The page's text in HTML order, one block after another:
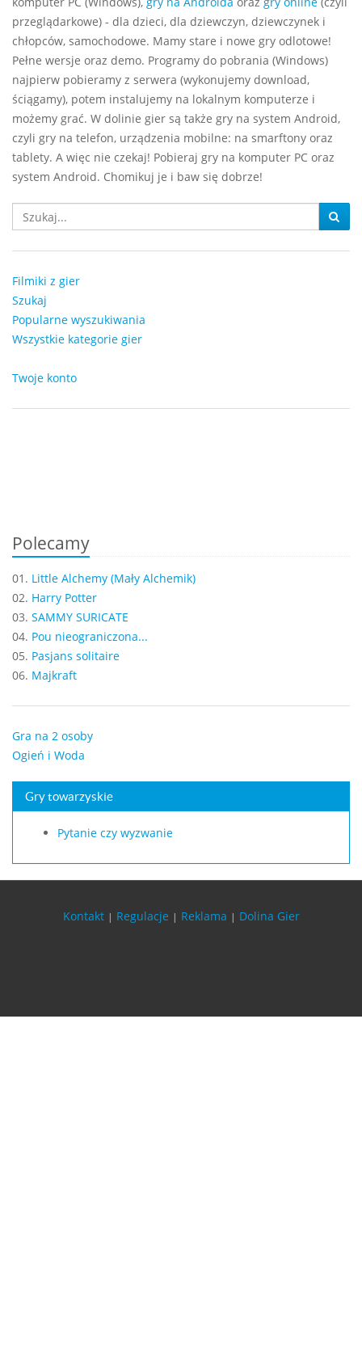
przeglądarkowe) - dla dzieci, dla dziewczyn, dziewczynek i
chłopców, samochodowe. Mamy stare i nowe gry odlotowe!
Pełne wersje oraz demo. Programy do pobrania (Windows)
najpierw pobieramy z serwera (wykonujemy download,
ściągamy), potem instalujemy na lokalnym komputerze i
możemy grać. W dolinie gier są także gry na system Android,
czyli gry na telefon, urządzenia mobilne: na smarftony oraz
tablety. A więc nie czekaj! Pobieraj gry na komputer PC oraz
system Android. Chomikuj je i baw się dobrze!
Filmiki z gier
Szukaj
Popularne wyszukiwania
Wszystkie kategorie gier
Twoje konto
Polecamy
01. Little Alchemy (Mały Alchemik)
02. Harry Potter
03. SAMMY SURICATE
04. Pou nieograniczona...
05. Pasjans solitaire
06. Majkraft
Gra na 2 osoby
Ogień i Woda
Gry towarzyskie
Pytanie czy wyzwanie
Kontakt | Regulacje | Reklama | Dolina Gier